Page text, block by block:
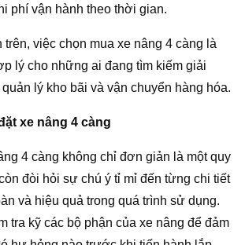
phí vận hành theo thời gian.
việc chọn mua xe nâng 4 càng là
lý cho những ai đang tìm kiếm giải
lý kho bãi và vận chuyển hàng hóa.
xe nâng 4 càng
4 càng không chỉ đơn giản là một quy
đòi hỏi sự chú ý tỉ mỉ đến từng chi tiết
và hiệu quả trong quá trình sử dụng.
tra kỹ các bộ phận của xe nâng để đảm